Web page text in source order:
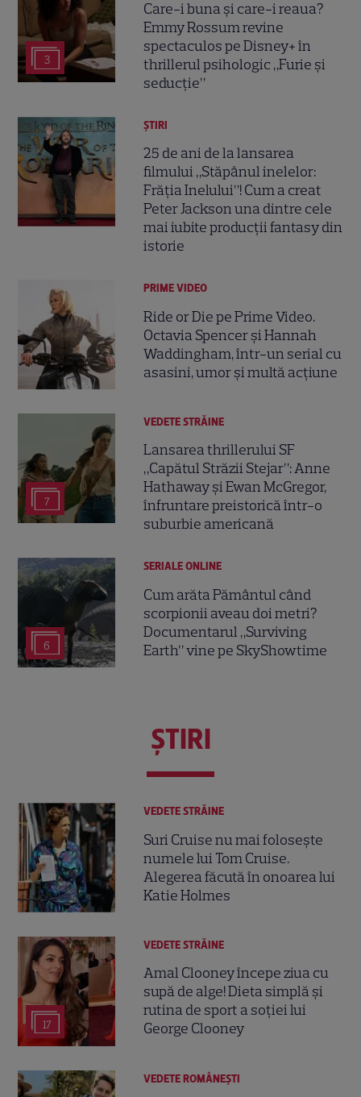
3
Care-i buna și care-i reaua?
Emmy Rossum revine
spectaculos pe Disney+ în
thrillerul psihologic „Furie și
seducție”
ȘTIRI
25 de ani de la lansarea
filmului „Stăpânul inelelor:
Frăția Inelului”! Cum a creat
Peter Jackson una dintre cele
mai iubite producții fantasy din
istorie
PRIME VIDEO
Ride or Die pe Prime Video.
Octavia Spencer și Hannah
Waddingham, într-un serial cu
asasini, umor și multă acțiune
7
VEDETE STRĂINE
Lansarea thrillerului SF
„Capătul Străzii Stejar”: Anne
Hathaway și Ewan McGregor,
înfruntare preistorică într-o
suburbie americană
6
SERIALE ONLINE
Cum arăta Pământul când
scorpionii aveau doi metri?
Documentarul „Surviving
Earth” vine pe SkyShowtime
ŞTIRI
VEDETE STRĂINE
Suri Cruise nu mai folosește
numele lui Tom Cruise.
Alegerea făcută în onoarea lui
Katie Holmes
17
VEDETE STRĂINE
Amal Clooney începe ziua cu
supă de alge! Dieta simplă și
rutina de sport a soției lui
George Clooney
VEDETE ROMÂNEŞTI